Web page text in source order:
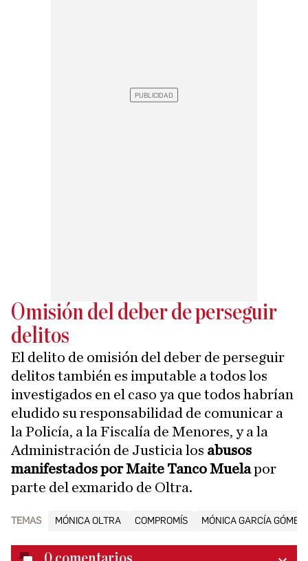
Omisión del deber de perseguir
delitos
El delito de omisión del deber de perseguir
delitos también es imputable a todos los
investigados en el caso ya que todos habrían
eludido su responsabilidad de comunicar a
la Policía, a la Fiscalía de Menores, y a la
Administración de Justicia los abusos
manifestados por Maite Tanco Muelapor
parte del exmarido de Oltra.
TEMAS MÓNICA OLTRA COMPROMÍS MÓNICA GARCÍA GÓMEZ